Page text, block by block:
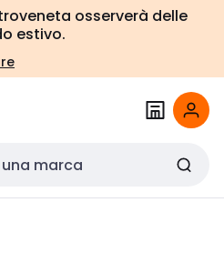
osserverà delle
estivo.